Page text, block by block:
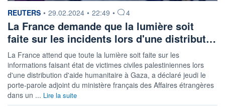
information fournie par
REUTERS • 29.02.2024 • 22:49 • 4
La France demande que la lumière soit
faite sur les incidents lors d'une distribut…
La France attend que toute la lumière soit faite sur les
informations faisant état de victimes civiles palestiniennes lors
d'une distribution d'aide humanitaire à Gaza, a déclaré jeudi le
porte-parole adjoint du ministère français des Affaires étrangères
dans un ... Lire la suite